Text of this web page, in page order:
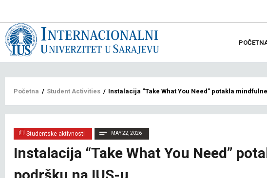
Breadcrumb
Početna / Student Activities / Instalacija “Take What You Need” potakla
Studentske aktivnosti MAY 22, 2026
Instalacija “Take What You Need”